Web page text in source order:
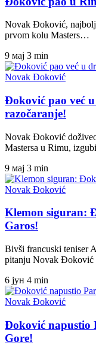
Novak Đoković,
prvom kolu Masters…
9 мај 3 min
Novak Đoković
Đoković pao već
razočaranje!
Novak Đoković
Mastersa u Rimu,
9 мај 3 min
Novak Đoković
Klemon siguran:
Garos!
Bivši francuski teniser
pitanju Novak
6 јун 4 min
Novak Đoković
Đoković napustio
Gore!